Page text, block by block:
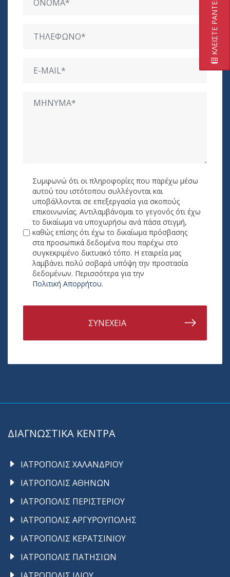
ΚΛΕΙΣΤΕ ΡΑΝΤΕΒΟΥ
Συμφωνώ ότι οι πληροφορίες που παρέχω μέσω
αυτού του ιστότοπου συλλέγονται και
υποβάλλονται σε επεξεργασία για σκοπούς
επικοινωνίας. Αντιλαμβάνομαι το γεγονός ότι έχω
το δικαίωμα να υποχωρήσω ανά πάσα στιγμή,
καθώς επίσης ότι έχω το δικαίωμα πρόσβασης
στα προσωπικά δεδομένα που παρέχω στο
συγκεκριμένο δικτυακό τόπο. Η εταιρεία μας
λαμβάνει πολύ σοβαρά υπόψη την προστασία
δεδομένων. Περισσότερα για την
Πολιτική Απορρήτου.
ΣΥΝΕΧΕΙΑ
ΔΙΑΓΝΩΣΤΙΚΑ ΚΕΝΤΡΑ
ΙΑΤΡΟΠΟΛΙΣ ΧΑΛΑΝΔΡΙΟΥ
ΙΑΤΡΟΠΟΛΙΣ ΑΘΗΝΩΝ
ΙΑΤΡΟΠΟΛΙΣ ΠΕΡΙΣΤΕΡΙΟΥ
ΙΑΤΡΟΠΟΛΙΣ ΑΡΓΥΡΟΥΠΟΛΗΣ
ΙΑΤΡΟΠΟΛΙΣ ΚΕΡΑΤΣΙΝΙΟΥ
ΙΑΤΡΟΠΟΛΙΣ ΠΑΤΗΣΙΩΝ